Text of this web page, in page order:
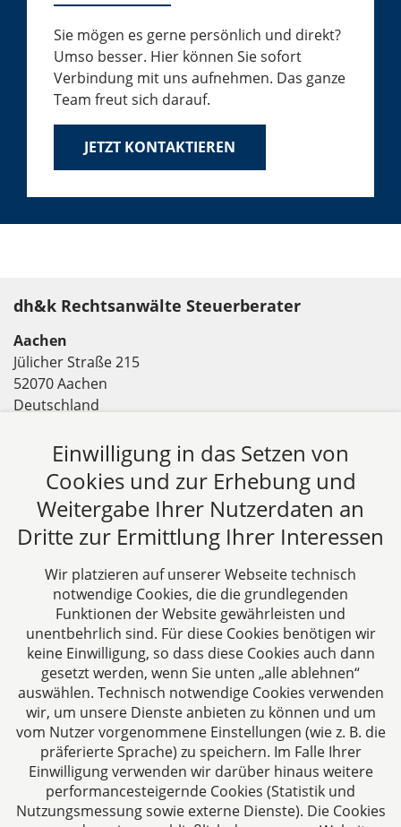
Sie mögen es gerne persönlich und direkt?
Umso besser. Hier können Sie sofort
Verbindung mit uns aufnehmen. Das ganze
Team freut sich darauf.
JETZT KONTAKTIEREN
dh&k Rechtsanwälte Steuerberater
Aachen
Jülicher Straße 215
52070 Aachen
Deutschland
Fax: +49 241 94621-111
E-Mail:
kanzlei@dhk-law.com
Über uns
DH&K ist Ihre erfahrene Wirtschaftskanzlei aus
Aachen. Wir denken unternehmerisch und
verstehen uns als Full-Service-Dienstleister. Rechts-
und Steuerberatung auf höchstem Niveau in einer
persönlichen Beratungs- und Arbeitsatmosphäre
sind die Zielsetzungen unserer täglichen Arbeit.
Folgen Sie uns auf
Einwilligung in das Setzen von
Cookies und zur Erhebung und
Weitergabe Ihrer Nutzerdaten an
Dritte zur Ermittlung Ihrer Interessen
Wir platzieren auf unserer Webseite technisch
notwendige Cookies, die die grundlegenden
Funktionen der Website gewährleisten und
unentbehrlich sind. Für diese Cookies benötigen wir
keine Einwilligung, so dass diese Cookies auch dann
gesetzt werden, wenn Sie unten „alle ablehnen“
auswählen. Technisch notwendige Cookies verwenden
wir, um unsere Dienste anbieten zu können und um
vom Nutzer vorgenommene Einstellungen (wie z. B. die
präferierte Sprache) zu speichern. Im Falle Ihrer
Einwilligung verwenden wir darüber hinaus weitere
performancesteigernde Cookies (Statistik und
Nutzungsmessung sowie externe Dienste). Die Cookies